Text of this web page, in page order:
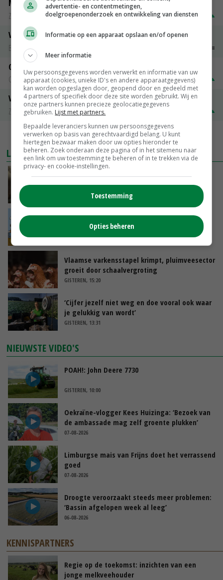
Magere melkpoeder
Zuivel NL
€ 269,00 € 7,00
Vleeskuikens 2001-2600 gr
Barneveld
Gerst
Groningen
€ 197,00 € 2,00
Volle melkpoeder
Zuivel NL
MEER MARKTPRIJZEN
LAATSTE NIEUWS
‘Samenwerking A-ware en Amalthea gaat
zorgen voor meer balans’
GISTEREN, 16:01
Internationale vraag naar geitenzuivel blijft
groot: Nederland in Europese top
GISTEREN, 15:33
Vlaamse varkensstapel krimpt, pluimveesector
groeit door schaalvergroting
GISTEREN, 15:20
‘Cijfer jezelf niet weg en doe vooral ook waar
je gelukkig van wordt’
GISTEREN, 13:31
NIEUWSTE VIDEO'S
POAH!: John Deere 7730
GISTEREN, 10:00
Oekraïne-vlogger Kees Huizinga: ‘Bezoek van
de ambassade mag zelf groente plukken’
07-08-2026
Limburgse mais van Frijns doet het verrassend
goed
07-08-2026
Droogte veroorzaakt steeds meer problemen:
‘Bassin afgelopen week al leeg’
06-08-2026
KENNISPARTNERS
Regie op de toekomst: inzichten van een
jonge melkveehouder
advertentie- en contentmetingen,
doelgroepenonderzoek en ontwikkeling van diensten
Informatie op een apparaat opslaan en/of openen
Meer informatie
Uw persoonsgegevens worden verwerkt en informatie van uw
apparaat (cookies, unieke ID's en andere apparaatgegevens)
kan worden opgeslagen door, geopend door en gedeeld met
4 partners of specifiek door deze site worden gebruikt. Wij en
onze partners kunnen precieze geolocatiegegevens
gebruiken. Lijst met partners.
Bepaalde leveranciers kunnen uw persoonsgegevens
verwerken op basis van gerechtvaardigd belang. U kunt
hiertegen bezwaar maken door uw opties hieronder te
beheren. Zoek onderaan deze pagina of in het sitemenu naar
een link om uw toestemming te beheren of in te trekken via de
privacy- en cookie-instellingen.
Toestemming
Opties beheren